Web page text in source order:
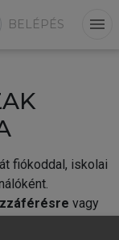
BELÉPÉS menu
fiókoddal, iskolai
vagy